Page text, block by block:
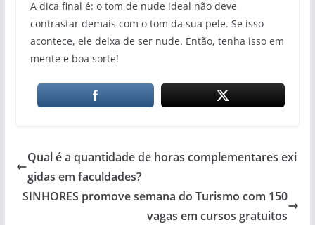
A dica final é: o tom de nude ideal não deve
contrastar demais com o tom da sua pele. Se isso
acontece, ele deixa de ser nude. Então, tenha isso em
mente e boa sorte!
Qual é a quantidade de horas complementares exi
gidas em faculdades?
SINHORES promove semana do Turismo com 150
vagas em cursos gratuitos